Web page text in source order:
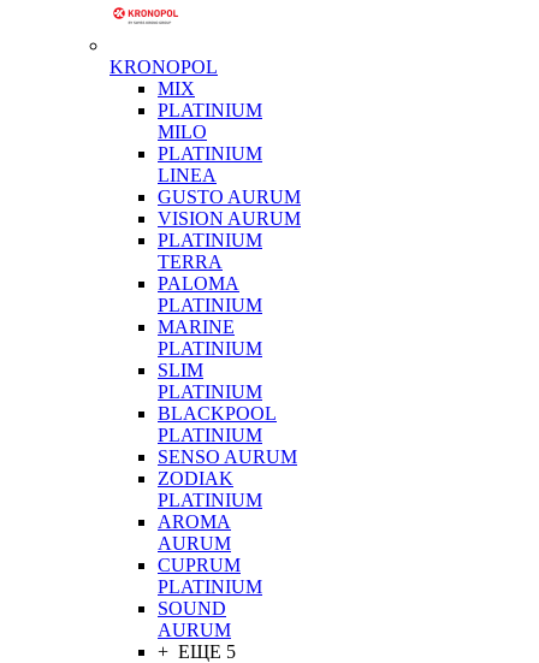
KRONOPOL
MIX
PLATINIUM
MILO
PLATINIUM
LINEA
GUSTO AURUM
VISION AURUM
PLATINIUM
TERRA
PALOMA
PLATINIUM
MARINE
PLATINIUM
SLIM
PLATINIUM
BLACKPOOL
PLATINIUM
SENSO AURUM
ZODIAK
PLATINIUM
AROMA
AURUM
CUPRUM
PLATINIUM
SOUND
AURUM
+ ЕЩЕ 5